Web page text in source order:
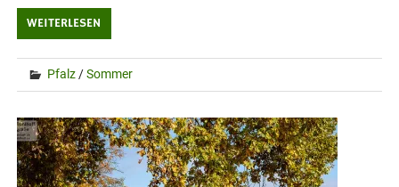
WEITERLESEN
Pfalz /Sommer